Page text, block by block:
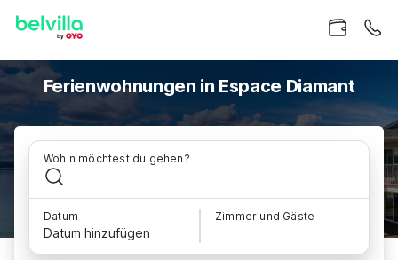
Ferienwohnungen in Espace Diamant
Wohin möchtest du gehen?
Datum
Datum hinzufügen
Zimmer und Gäste